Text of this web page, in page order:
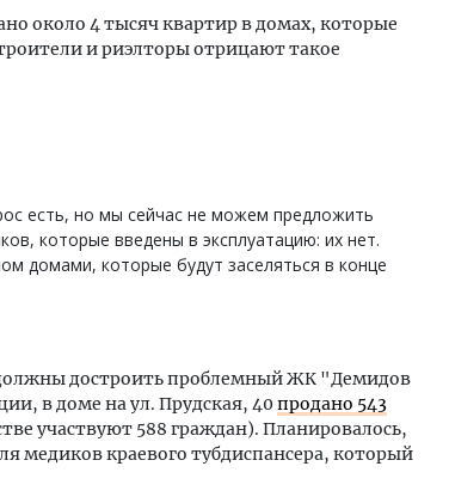
около 4 тысяч квартир в домах, которые
и риэлторы отрицают такое
есть, но мы сейчас не можем предложить
которые введены в эксплуатацию: их нет.
домами, которые будут заселяться в конце
достроить проблемный ЖК "Демидов
в доме на ул. Прудская, 40продано 543
участвуют 588 граждан). Планировалось,
медиков краевого тубдиспансера, который